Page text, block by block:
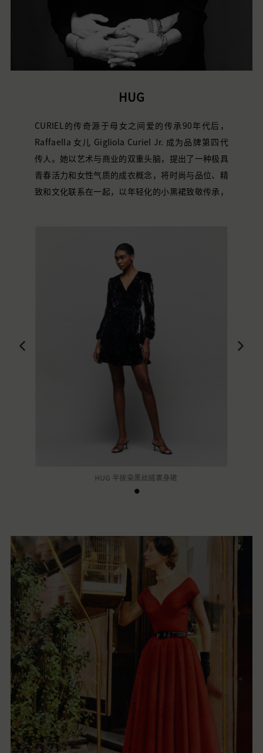
HUG
CURIEL的传奇源于母女之间爱的传承 90年代后，
Raffaella 女儿 Gigliola Curiel Jr. 成为品牌第四代
传人。 她以艺术与商业的双重头脑， 提出了一种极具
青春活力和女性气质的成衣概念，将时尚与品位、精
致和文化联系在一起，以 年轻化的小黑裙致敬传承，
HUG 半拔染黑丝绒裹身裙